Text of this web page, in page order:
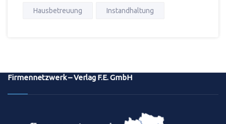
Hausbetreuung Instandhaltung
Firmennetzwerk – Verlag F.E. GmbH